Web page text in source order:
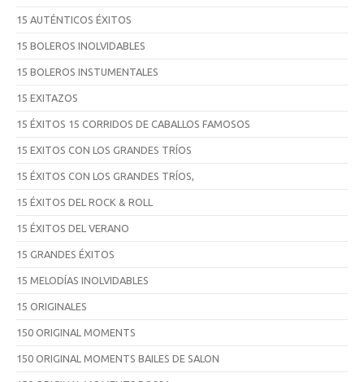
15 AUTÉNTICOS ÉXITOS
15 BOLEROS INOLVIDABLES
15 BOLEROS INSTUMENTALES
15 EXITAZOS
15 ÉXITOS 15 CORRIDOS DE CABALLOS FAMOSOS
15 EXITOS CON LOS GRANDES TRÍOS
15 ÉXITOS CON LOS GRANDES TRÍOS,
15 ÉXITOS DEL ROCK & ROLL
15 ÉXITOS DEL VERANO
15 GRANDES ÉXITOS
15 MELODÍAS INOLVIDABLES
15 ORIGINALES
150 ORIGINAL MOMENTS
150 ORIGINAL MOMENTS BAILES DE SALON